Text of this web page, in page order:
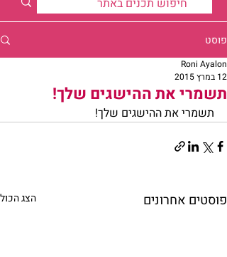
פוסט
תשמרי את ההישגים שלך!
Roni Ayalon
12 במרץ 2015
תשמרי את ההישגים שלך!
פוסטים אחרונים הצג הכול